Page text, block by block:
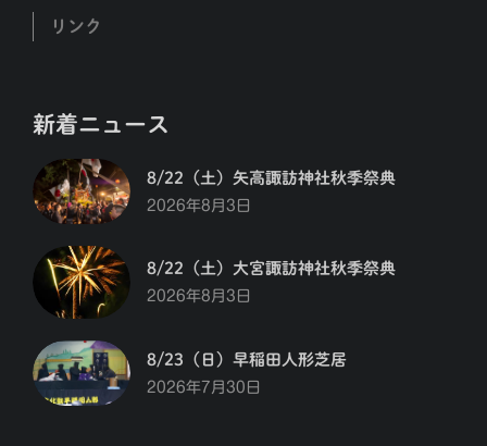
リンク
新着ニュース
8/22（土）矢高諏訪神社秋季祭典
2026年8月3日
8/22（土）大宮諏訪神社秋季祭典
2026年8月3日
8/23（日）早稲田人形芝居
2026年7月30日